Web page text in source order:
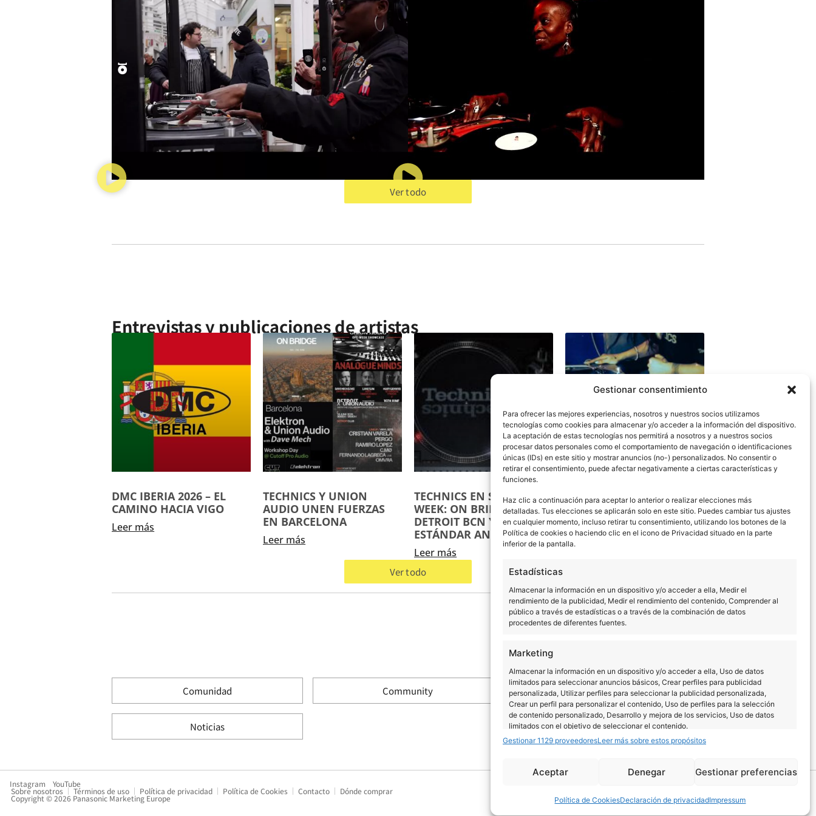
Gestionar consentimiento
Para ofrecer las mejores experiencias, nosotros y nuestros socios utilizamos
tecnologías como cookies para almacenar y/o acceder a la información del dispositivo.
La aceptación de estas tecnologías nos permitirá a nosotros y a nuestros socios
procesar datos personales como el comportamiento de navegación o identificaciones
únicas (IDs) en este sitio y mostrar anuncios (no-) personalizados. No consentir o
retirar el consentimiento, puede afectar negativamente a ciertas características y
funciones.
Haz clic a continuación para aceptar lo anterior o realizar elecciones más
detalladas. Tus elecciones se aplicarán solo en este sitio. Puedes cambiar tus ajustes
en cualquier momento, incluso retirar tu consentimiento, utilizando los botones de la
Política de cookies o haciendo clic en el icono de Privacidad situado en la parte
inferior de la pantalla.
Estadísticas
Almacenar la información en un dispositivo y/o acceder a ella, Medir el
rendimiento de la publicidad, Medir el rendimiento del contenido, Comprender al
público a través de estadísticas o a través de la combinación de datos
procedentes de diferentes fuentes.
Marketing
Almacenar la información en un dispositivo y/o acceder a ella, Uso de datos
limitados para seleccionar anuncios básicos, Crear perfiles para publicidad
personalizada, Utilizar perfiles para seleccionar la publicidad personalizada,
Crear un perfil para personalizar el contenido, Uso de perfiles para la selección
de contenido personalizado, Desarrollo y mejora de los servicios, Uso de datos
limitados con el objetivo de seleccionar el contenido.
Cotejo y combinación de datos procedentes de otras fuentes de
dispositivos en función de la información transmitida de forma
Gestionar 1129 proveedoresLeer más sobre estos propósitos
Aceptar Denegar Gestionar preferencias
Política de CookiesDeclaración de privacidadImpressum
Ver todo
Entrevistas y publicaciones de artistas
DMC IBERIA 2026 – EL
CAMINO HACIA VIGO
Leer más
TECHNICS Y UNION
AUDIO UNEN FUERZAS
EN BARCELONA
Leer más
TECHNICS EN SÓNAR
WEEK: ON BRIDGE,
DETROIT BCN Y EL
ESTÁNDAR ANALÓGICO
Leer más
TECHNICS EN BRIGHTON
MUSIC CONFERENCE 2026
Leer más
Ver todo
Comunidad Community Dónde comprar
Noticias
Instagram YouTube
Sobre nosotros Términos de uso Política de privacidad Política de Cookies Contacto Dónde comprar
Copyright © 2026 Panasonic Marketing Europe